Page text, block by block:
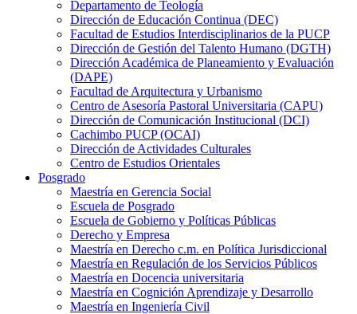
Departamento de Teología
Dirección de Educación Continua (DEC)
Facultad de Estudios Interdisciplinarios de la PUCP
Dirección de Gestión del Talento Humano (DGTH)
Dirección Académica de Planeamiento y Evaluación
(DAPE)
Facultad de Arquitectura y Urbanismo
Centro de Asesoría Pastoral Universitaria (CAPU)
Dirección de Comunicación Institucional (DCI)
Cachimbo PUCP (OCAI)
Dirección de Actividades Culturales
Centro de Estudios Orientales
Posgrado
Maestría en Gerencia Social
Escuela de Posgrado
Escuela de Gobierno y Políticas Públicas
Derecho y Empresa
Maestría en Derecho c.m. en Política Jurisdiccional
Maestría en Regulación de los Servicios Públicos
Maestría en Docencia universitaria
Maestría en Cognición Aprendizaje y Desarrollo
Maestría en Ingeniería Civil